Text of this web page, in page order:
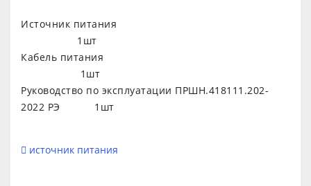
Источник питания
1шт
Кабель питания
1шт
Руководство по эксплуатации ПРШН.418111.202-
2022 РЭ 1шт
источник питания